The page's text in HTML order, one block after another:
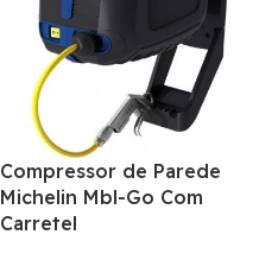
Compressor de Parede
Michelin Mbl-Go Com
Carretel